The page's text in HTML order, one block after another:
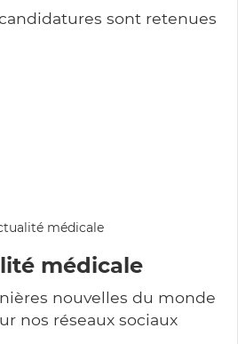
sont retenues
médicale
nouvelles du monde
nos réseaux sociaux